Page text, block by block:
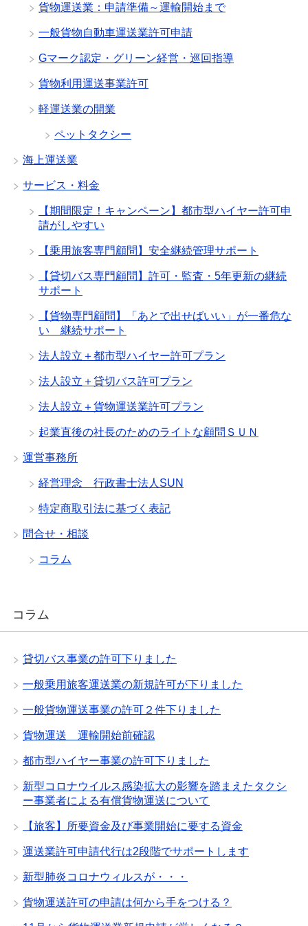
貨物運送業：申請準備～運輸開始まで
一般貨物自動車運送業許可申請
Gマーク認定・グリーン経営・巡回指導
貨物利用運送事業許可
軽運送業の開業
ペットタクシー
海上運送業
サービス・料金
【期間限定！キャンペーン】都市型ハイヤー許可申
請がしやすい
【乗用旅客専門顧問】安全継続管理サポート
【貸切バス専門顧問】許可・監査・5年更新の継続
サポート
【貨物専門顧問】「あとで出せばいい」が一番危な
い 継続サポート
法人設立＋都市型ハイヤー許可プラン
法人設立＋貸切バス許可プラン
法人設立＋貨物運送業許可プラン
起業直後の社長のためのライトな顧問ＳＵＮ
運営事務所
経営理念 行政書士法人SUN
特定商取引法に基づく表記
問合せ・相談
コラム
コラム
貸切バス事業の許可下りました
一般乗用旅客運送業の新規許可が下りました
一般貨物運送事業の許可２件下りました
貨物運送 運輸開始前確認
都市型ハイヤー事業の許可下りました
新型コロナウイルス感染拡大の影響を踏まえたタクシ
ー事業者による有償貨物運送について
【旅客】所要資金及び事業開始に要する資金
運送業許可申請代行は2段階でサポートします
新型肺炎コロナウィルスが・・・
貨物運送許可の申請は何から手をつける？